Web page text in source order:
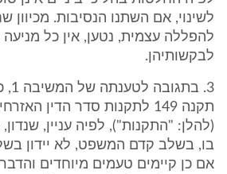
לשינוי, אם השתנו הנסיבות.
להפללה עצמית, נטען, אין כל
לבקשותיהן.
3.
(להלן: "התקנות"), לפיה עניין, שנדון,
בו, בשלב קדם המשפט, לא יידון
אם כן קיימים טעמים מיוחדים